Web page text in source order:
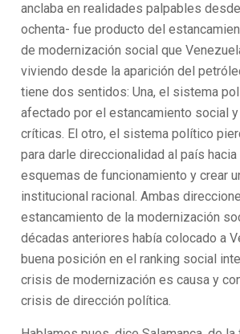
anclaba en realidades palpables
ochenta- fue producto del
de modernización social que
viviendo desde la aparición del
tiene dos sentidos: Una, el sistema
afectado por el estancamiento social
críticas. El otro, el sistema político
para darle direccionalidad al país hacia
esquemas de funcionamiento y crear
institucional racional. Ambas
estancamiento de la modernización
décadas anteriores había colocado a
buena posición en el ranking social
crisis de modernización es causa y
crisis de dirección política.